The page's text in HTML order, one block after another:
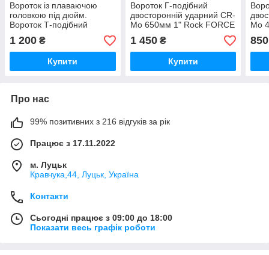
Вороток із плаваючою
головкою під дюйм.
Вороток Т-подібний
550мм 1" Rock Force RF-
8038550
1 200 ₴
Купити
Вороток Г-подібний
двосторонній ударний CR-
Mo 650мм 1" Rock FORCE
RF-8158650MPB
1 450₴
Купити
Mo
850
Про нас
99% позитивних з 216 відгуків за рік
Працює з 17.11.2022
м. Луцьк
Кравчука,44, Луцьк, Україна
Контакти
Сьогодні працює з 09:00 до 18:00
Показати весь графік роботи